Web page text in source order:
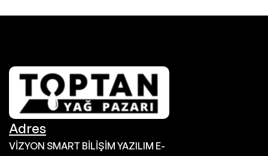
Adres
VİZYON SMART BİLİŞİM YAZILIM E-